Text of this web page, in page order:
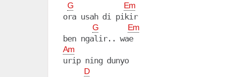
G Em
ora usah di pikir
G Em
ben ngalir.. wae
Am
urip ning dunyo
D